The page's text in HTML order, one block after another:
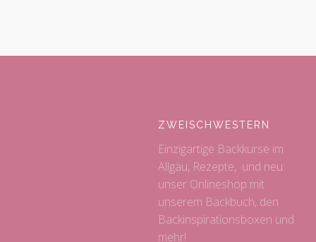
ZWEISCHWESTERN
Einzigartige Backkurse im
Allgäu, Rezepte, und neu:
unser Onlineshop mit
unserem Backbuch, den
Backinspirationsboxen und
mehr!